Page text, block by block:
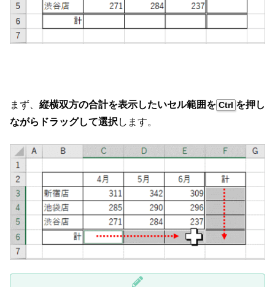
まず、 縦横双方の合計を表示したいセル範囲を Ctrl を押し
ながらドラッグして選択 します。